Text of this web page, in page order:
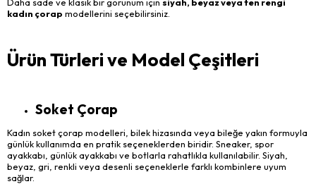
kadın çorap modellerini seçebilirsiniz.
Ürün Türleri ve Model Çeşitleri
Soket Çorap
Kadın soket çorap modelleri, bilek hizasında veya bileğe yakın formuyla
günlük kullanımda en pratik seçeneklerden biridir. Sneaker, spor
ayakkabı, günlük ayakkabı ve botlarla rahatlıkla kullanılabilir. Siyah,
beyaz, gri, renkli veya desenli seçeneklerle farklı kombinlere uyum
sağlar.